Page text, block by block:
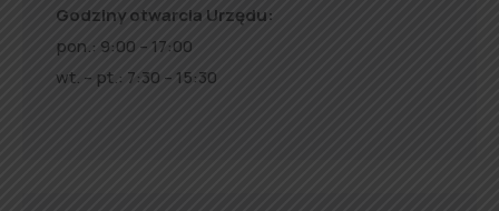
Godziny otwarcia Urzędu:
pon.: 9:00 – 17:00
wt. – pt.: 7:30 – 15:30